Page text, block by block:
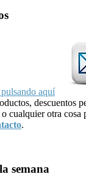
aquí
descuentos
cualquier otra cosa
.
semana